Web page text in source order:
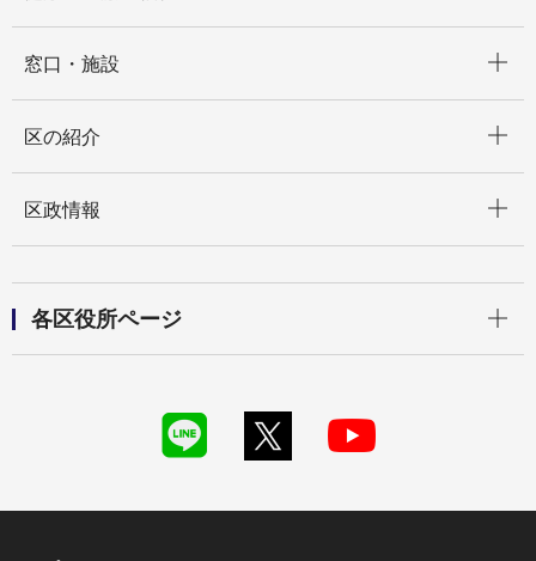
窓口・施設
区の紹介
区政情報
各区役所ページ